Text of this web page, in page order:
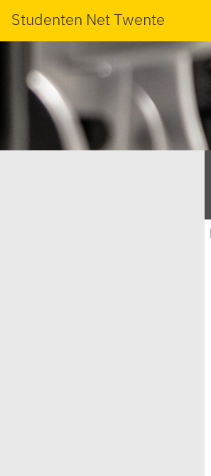
Studenten Net Twente